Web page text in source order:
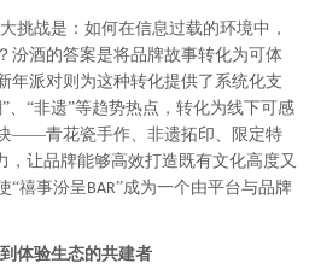
挑战是：如何在信息过载的环境中，
汾酒的答案是将品牌故事转化为可体
年派对则为这种转化提供了系统化支
、“非遗”等趋势热点，转化为线下可感
——青花瓷手作、非遗拓印、限定特
，让品牌能够高效打造既有文化高度又
“禧事汾呈BAR”成为一个由平台与品牌
体验生态的共建者